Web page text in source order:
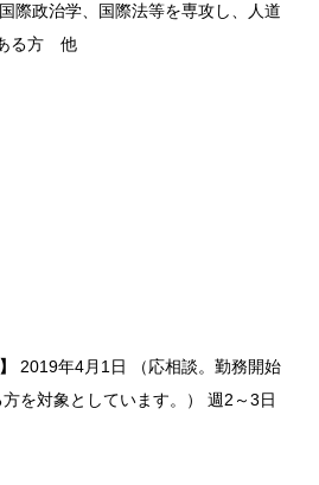
国際政治学、国際法等を専攻し、人道
る方 他
2019年4月1日
（応相談。勤務開始
を対象としています。）
週2～3日